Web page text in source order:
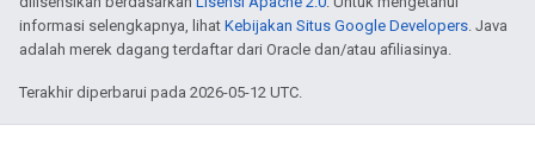
informasi selengkapnya, lihat Kebijakan Situs Google Developers. Java
adalah merek dagang terdaftar dari Oracle dan/atau afiliasinya.
Terakhir diperbarui pada 2026-05-12 UTC.